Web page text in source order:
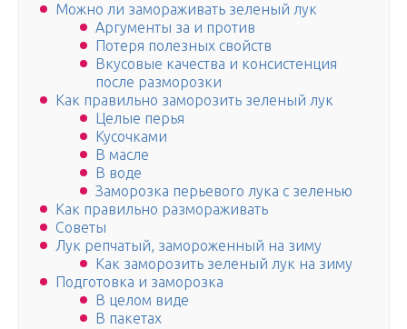
Можно ли замораживать зеленый лук
Аргументы за и против
Потеря полезных свойств
Вкусовые качества и консистенция
после разморозки
Как правильно заморозить зеленый лук
Целые перья
Кусочками
В масле
В воде
Заморозка перьевого лука с зеленью
Как правильно размораживать
Советы
Лук репчатый, замороженный на зиму
Как заморозить зеленый лук на зиму
Подготовка и заморозка
В целом виде
В пакетах